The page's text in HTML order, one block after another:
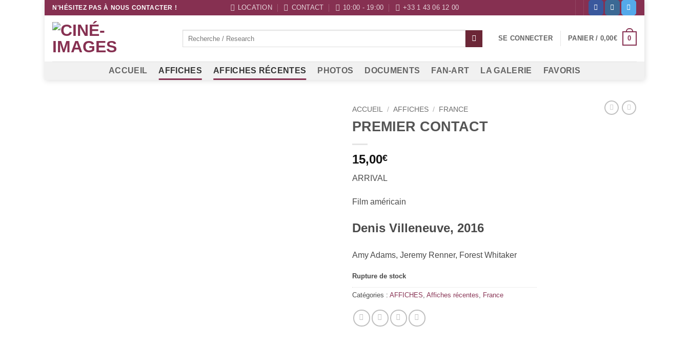
Passer
contenu
N'HÉSITEZ PAS À NOUS CONTACTER ! LOCATION CONTACT 10:00 - 19:00 +33 1 43 06 12 00
SE CONNECTER PANIER / 0,00€ 0
ACCUEIL AFFICHES AFFICHES RÉCENTES PHOTOS DOCUMENTS FAN-ART LA GALERIE FAVORIS
ACCUEIL / AFFICHES / FRANCE
PREMIER CONTACT
15,00€
ARRIVAL
Film américain
Denis Villeneuve, 2016
Amy Adams, Jeremy Renner, Forest Whitaker
Rupture de stock
Catégories : AFFICHES Affiches récentes France